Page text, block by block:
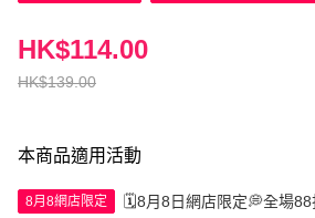
HK$139.00
HK$114.00
本商品適用活動
8月8網店限定 🗓️8月8日網店限定💭全場88